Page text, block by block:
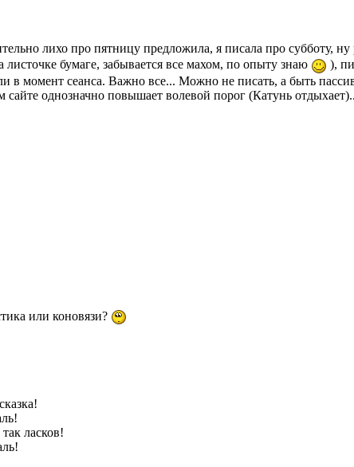
лихо про пятницу предложила, я писала про субботу, ну
бумаге, забывается все махом, по опыту знаю
),
в момент сеанса. Важно все... Можно не писать, а быть
сайте однозначно повышает волевой порог (Катунь
или коновязи?
ласков!